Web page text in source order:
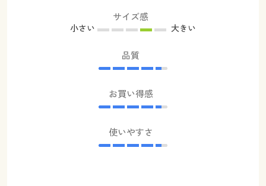
サイズ感
小さい 大きい
品質
お買い得感
使いやすさ